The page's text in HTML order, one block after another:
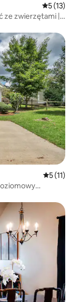
Średnia
5 (13)
ze zwierzętami |
Średnia
5 (11)